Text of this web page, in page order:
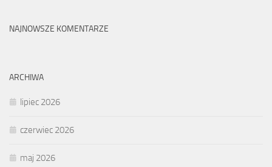
NAJNOWSZE KOMENTARZE
ARCHIWA
lipiec 2026
czerwiec 2026
maj 2026